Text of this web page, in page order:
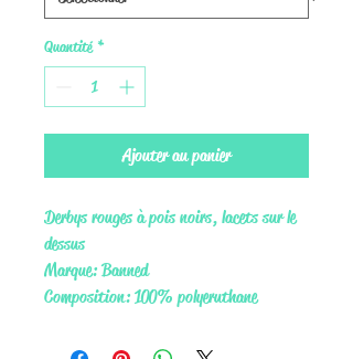
Quantité *
Ajouter au panier
Derbys rouges à pois noirs, lacets sur le
dessus
Marque: Banned
Composition: 100% polyeruthane